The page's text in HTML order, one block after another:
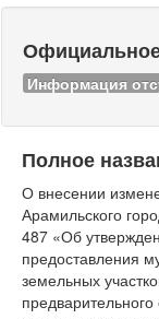
Информация
Полное
О внесении
Арамильского
487 «Об
предоставления
земельных